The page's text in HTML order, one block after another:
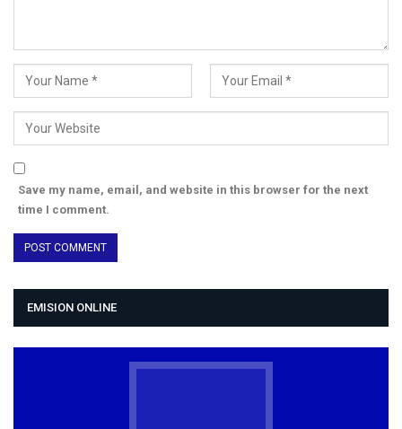
Save my name, email, and website in this browser for the next
time I comment.
EMISION ONLINE